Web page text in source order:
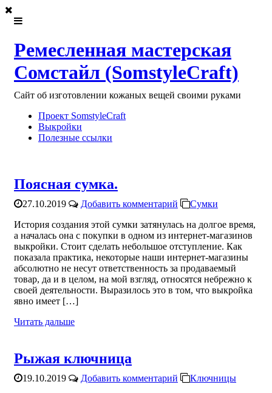
Ремесленная мастерская
Сомстайл (SomstyleCraft)
Сайт об изготовлении кожаных вещей своими руками
Проект SomstyleCraft
Выкройки
Полезные ссылки
Поясная сумка.
27.10.2019 Добавить комментарий
Сумки
История создания этой сумки затянулась на долгое время,
а началась она с покупки в одном из интернет-магазинов
выкройки. Стоит сделать небольшое отступление. Как
показала практика, некоторые наши интернет-магазины
абсолютно не несут ответственность за продаваемый
товар, да и в целом, на мой взгляд, относятся небрежно к
своей деятельности. Выразилось это в том, что выкройка
явно имеет […]
Читать дальше
Рыжая ключница
19.10.2019 Добавить комментарий
Ключницы